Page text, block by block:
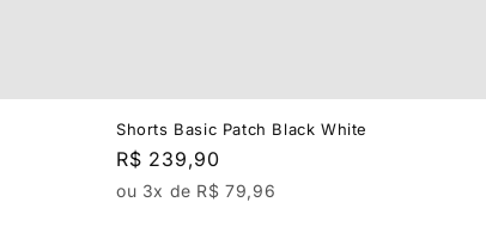
Shorts Basic Patch Black White
Regular
price
R$ 239,90
ou 3x de R$ 79,96